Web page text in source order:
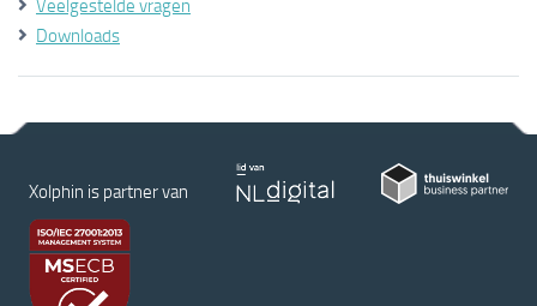
Veelgestelde vragen
Downloads
Xolphin is partner van